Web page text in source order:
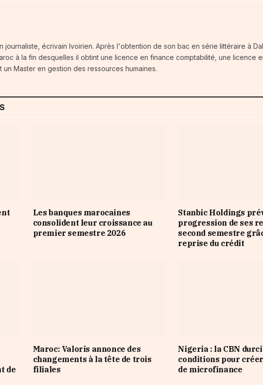
journaliste, écrivain Ivoirien. Après l'obtention de son bac en série littéraire à
à la fin desquelles il obtint une licence en finance comptabilité, une licence
un Master en gestion des ressources humaines.
Les banques marocaines
consolident leur croissance au
premier semestre 2026
Stanbic Holdings
progression de ses
second semestre
reprise du crédit
de
Maroc: Valoris annonce des
changements à la tête de trois
filiales
Nigeria : la CBN
conditions pour
de microfinance